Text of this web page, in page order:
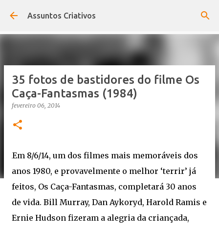
Pular para o conteúdo principal
Assuntos Criativos
35 fotos de bastidores do filme Os
Caça-Fantasmas (1984)
fevereiro 06, 2014
Em 8/6/14, um dos filmes mais memoráveis dos
anos 1980, e provavelmente o melhor ‘terrir’ já
feitos, Os Caça-Fantasmas, completará 30 anos
de vida. Bill Murray, Dan Aykoryd, Harold Ramis e
Ernie Hudson fizeram a alegria da criançada,